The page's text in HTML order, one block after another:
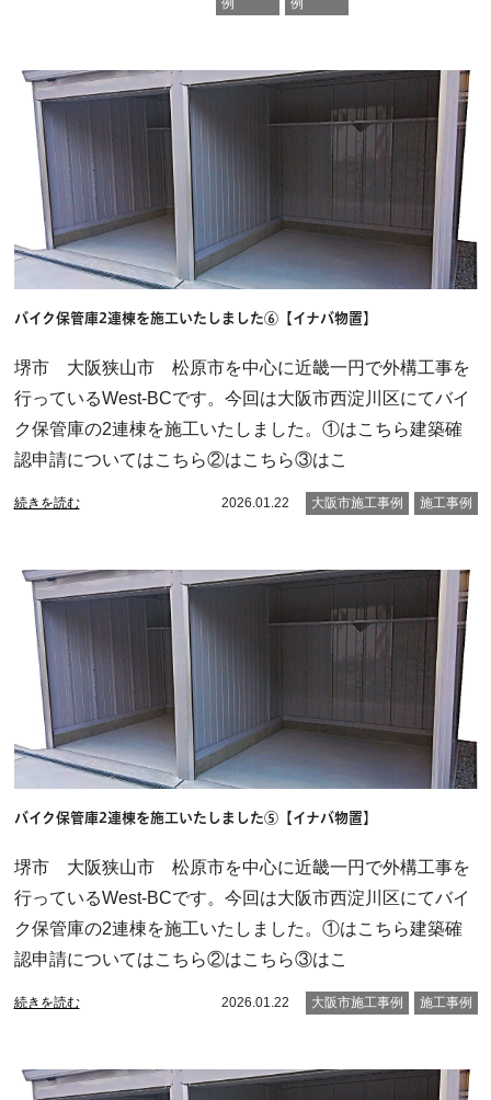
例 例
バイク保管庫2連棟を施工いたしました⑥【イナバ物置】
堺市 大阪狭山市 松原市を中心に近畿一円で外構工事を
行っているWest-BCです。今回は大阪市西淀川区にてバイ
ク保管庫の2連棟を施工いたしました。①はこちら建築確
認申請についてはこちら②はこちら③はこ
続きを読む 2026.01.22 大阪市施工事例 施工事例
バイク保管庫2連棟を施工いたしました⑤【イナバ物置】
堺市 大阪狭山市 松原市を中心に近畿一円で外構工事を
行っているWest-BCです。今回は大阪市西淀川区にてバイ
ク保管庫の2連棟を施工いたしました。①はこちら建築確
認申請についてはこちら②はこちら③はこ
続きを読む 2026.01.22 大阪市施工事例 施工事例